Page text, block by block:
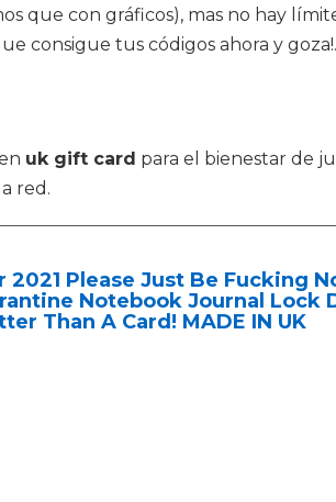
que con gráficos), mas no hay
consigue tus códigos ahora y goza!.
uk gift card para el bienestar de
red.
2021 Please Just Be Fucking
Notebook Journal Lock
Than A Card! MADE IN UK